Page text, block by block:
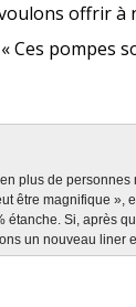
offrir
Ces
plus de
être magnifique »,
Si, après
un nouveau liner